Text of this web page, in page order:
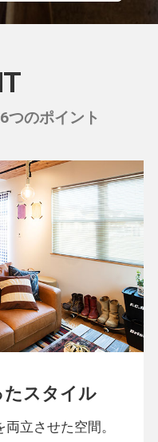
つのポイント
たスタイル
立させた空間。